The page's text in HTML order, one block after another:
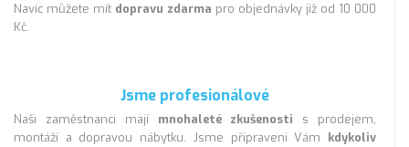
Navíc můžete mít dopravu zdarma pro objednávky již od 10 000
Kč.
Jsme profesionálové
Naši zaměstnanci mají mnohaleté zkušenosti s prodejem,
montáží a dopravou nábytku. Jsme připraveni Vám kdykoliv